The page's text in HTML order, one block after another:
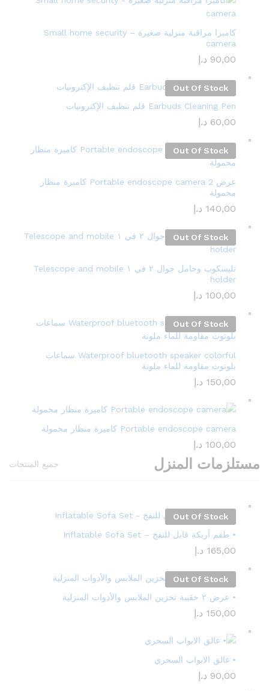
كاميرا مراقبة منزلية صغيرة – Small home security
camera
90,00 د.إ
Out Of Stock
Earbuds Cleaning Pen قلم تنظيف الإكترونيات
60,00 د.إ
Out Of Stock
عرض 2 Portable endoscope camera كاميرة منظار
محمولة
140,00 د.إ
Out Of Stock
تليسكوب وحامل جوال ٢ في ١ Telescope and mobile
holder
100,00 د.إ
Out Of Stock
Waterproof bluetooth speaker colorful سماعات
بلوتوث مقاومة للماء ملونة
150,00 د.إ
Portable endoscope camera كاميرة منظار محمولة
100,00 د.إ
مستلزمات المنزل جميع المنتجات
Out Of Stock
• طقم أريكة قابل للنفخ – Inflatable Sofa Set
165,00 د.إ
Out Of Stock
• عرض ٢ حقيبة تخزين الملابس والأدوات المنزلية
150,00 د.إ
• غالق الابواب السحري
90,00 د.إ